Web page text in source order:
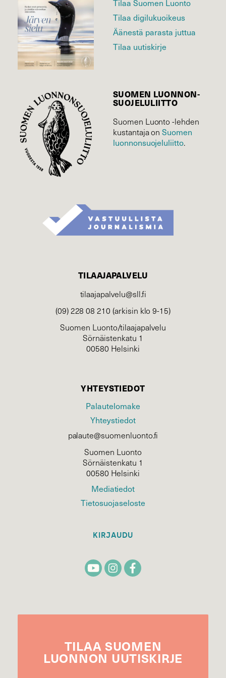
Tilaa digilukuoikeus
Äänestä parasta juttua
Tilaa uutiskirje
SUOMEN LUONNON­
SUOJELU­LIITTO
Suomen Luonto -lehden
kustantaja onSuomen
luonnonsuojelu­liitto.
TILAAJAPALVELU
tilaajapalvelu@sll.fi
(09) 228 08 210 (arkisin klo 9-15)
Suomen Luonto/tilaajapalvelu
Sörnäistenkatu 1
00580 Helsinki
YHTEYSTIEDOT
Palautelomake
Yhteystiedot
palaute@suomenluonto.fi
Suomen Luonto
Sörnäistenkatu 1
00580 Helsinki
Mediatiedot
Tietosuojaseloste
KIRJAUDU
TILAA SUOMEN
LUONNON UUTIS­KIRJE